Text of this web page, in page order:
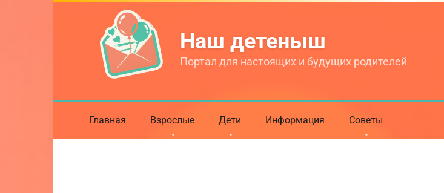
Наш детеныш
Портал для настоящих и будущих родителей
Главная Взрослые Дети Информация Советы